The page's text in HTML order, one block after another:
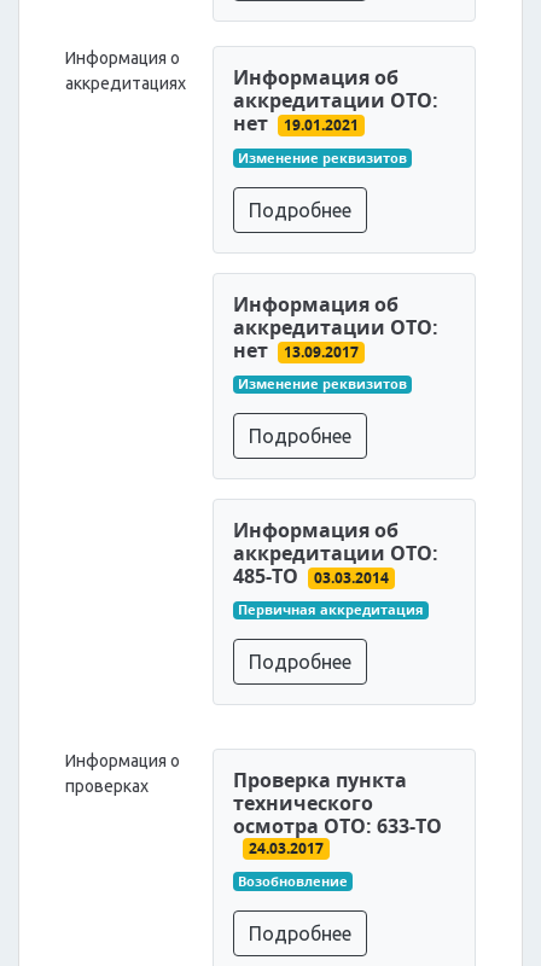
Информация о
аккредитациях
Информация об
аккредитации ОТО:
нет
19.01.2021
Изменение реквизитов
Подробнее
Информация об
аккредитации ОТО:
нет
13.09.2017
Изменение реквизитов
Подробнее
Информация об
аккредитации ОТО:
485-ТО
03.03.2014
Первичная аккредитация
Подробнее
Информация о
проверках
Проверка пункта
технического
осмотра ОТО: 633-ТО
24.03.2017
Возобновление
Подробнее